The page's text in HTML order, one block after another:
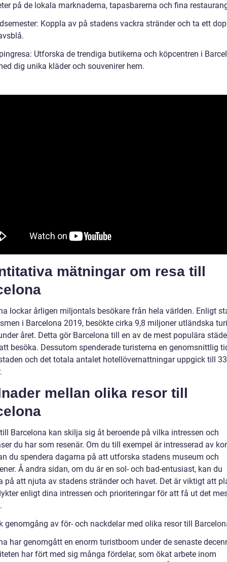
på de lokala marknaderna, tapasbarerna och fina
Koppla av på stadens vackra stränder och ta ett
Utforska de trendiga butikerna och köpcentren i
dig unika kläder och souvenirer hem.
mätningar om resa till
lockar årligen miljontals besökare från hela världen. Enligt
i Barcelona 2019, besökte cirka 9,8 miljoner utländska
året. Detta gör Barcelona till en av de mest populära
besöka. Dessutom spenderade turisterna en genomsnittlig
och det totala antalet hotellövernattningar uppgick till
mellan olika resor till
Barcelona kan skilja sig åt beroende på vilka intressen och
du har som resenär. Om du till exempel är intresserad av
du spendera dagarna på att utforska stadens museum och
Å andra sidan, om du är en sol- och bad-entusiast, kan du
på att njuta av stadens stränder och havet. Det är viktigt att
enligt dina intressen och prioriteringar för att få ut det
genomgång av för- och nackdelar med olika resor till
har genomgått en enorm turistboom under de senaste
har fört med sig många fördelar, som ökat arbete inom